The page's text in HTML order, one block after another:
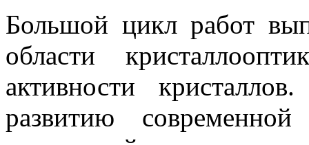
Большой цикл работ
области
активности
развитию